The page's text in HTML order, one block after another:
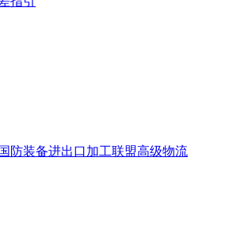
国防装备进出口加工联盟高级物流